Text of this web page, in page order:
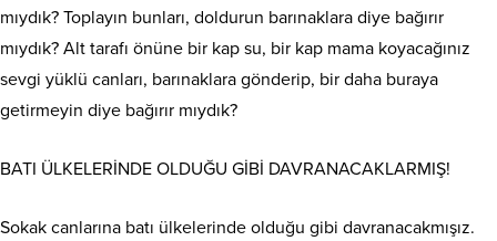
mıydık? Toplayın bunları, doldurun barınaklara diye bağırır
mıydık? Alt tarafı önüne bir kap su, bir kap mama koyacağınız
sevgi yüklü canları, barınaklara gönderip, bir daha buraya
getirmeyin diye bağırır mıydık?
BATI ÜLKELERİNDE OLDUĞU GİBİ DAVRANACAKLARMIŞ!
Sokak canlarına batı ülkelerinde olduğu gibi davranacakmışız.